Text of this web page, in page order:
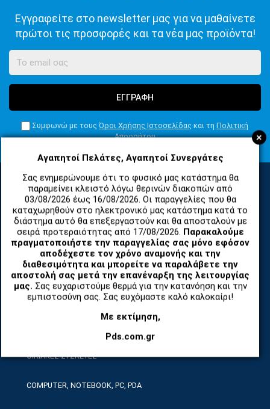
+
Αγαπητοί Πελάτες, Αγαπητοί Συνεργάτες
Σας ενημερώνουμε ότι το φυσικό μας κατάστημα θα
παραμείνει κλειστό λόγω θερινών διακοπών από
03/08/2026 έως 16/08/2026. Οι παραγγελίες που θα
καταχωρηθούν στο ηλεκτρονικό μας κατάστημα κατά το
διάστημα αυτό θα επεξεργαστούν και θα αποσταλούν με
σειρά προτεραιότητας από 17/08/2026. Παρακαλούμε
πραγματοποιήστε την παραγγελίας σας μόνο εφόσον
αποδέχεστε τον χρόνο αναμονής και την
διαθεσιμότητα και μπορείτε να παραλάβετε την
αποστολή σας μετά την επανέναρξη της λειτουργίας
μας. Σας ευχαριστούμε θερμά για την κατανόηση και την
εμπιστοσύνη σας. Σας ευχόμαστε καλό καλοκαίρι!
Με εκτίμηση,
Pds.com.gr
Εγγραφείτε στο newsletter μας για να μαθαίνετε
πρώτοι τις προσφορές και τα νέα μας προϊόντα!
ΕΓΓΡΑΦΗ
Συμφωνώ με τους Όροι Χρήσης Ιστοσελίδας και τη Πολιτική
Απορρήτου
ΚΑΤΗΓΟΡΙΕΣ
ΑΝΤΑΛΛΑΚΤΙΚΑ ΚΑΙ ΑΞΕΣΟΥΑΡ ΚΙΝΗΤΩΝ ΤΗΛΕΦΩΝΩΝ
TABLET
ΤΗΛΕΠΙΚΟΙΝΩΝΙΕΣ, ΑΣΥΡΜΑΤΑ, FCT
ΟΙΚΙΑΚΕΣ ΣΥΣΚΕΥΕΣ
COMPUTER, NOTEBOOK, PC, PDA